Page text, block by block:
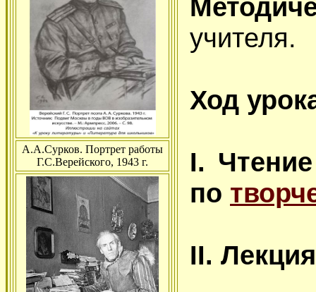
А.А.Сурков. Портрет работы
Г.С.Верейского, 1943 г.
учителя.
Ход
I.
по
II.